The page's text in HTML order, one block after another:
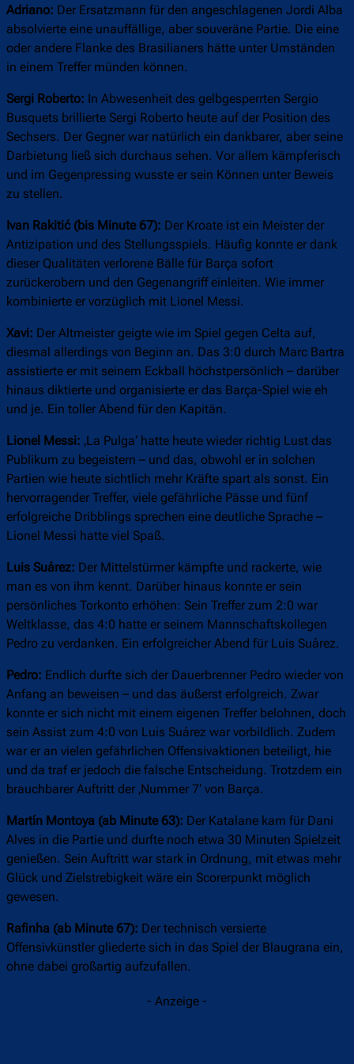
Adriano: Der Ersatzmann für den angeschlagenen Jordi Alba
absolvierte eine unauffällige, aber souveräne Partie. Die eine
oder andere Flanke des Brasilianers hätte unter Umständen
in einem Treffer münden können.
Sergi Roberto: In Abwesenheit des gelbgesperrten Sergio
Busquets brillierte Sergi Roberto heute auf der Position des
Sechsers. Der Gegner war natürlich ein dankbarer, aber seine
Darbietung ließ sich durchaus sehen. Vor allem kämpferisch
und im Gegenpressing wusste er sein Können unter Beweis
zu stellen.
Ivan Rakitić (bis Minute 67): Der Kroate ist ein Meister der
Antizipation und des Stellungsspiels. Häufig konnte er dank
dieser Qualitäten verlorene Bälle für Barça sofort
zurückerobern und den Gegenangriff einleiten. Wie immer
kombinierte er vorzüglich mit Lionel Messi.
Xavi: Der Altmeister geigte wie im Spiel gegen Celta auf,
diesmal allerdings von Beginn an. Das 3:0 durch Marc Bartra
assistierte er mit seinem Eckball höchstpersönlich – darüber
hinaus diktierte und organisierte er das Barça-Spiel wie eh
und je. Ein toller Abend für den Kapitän.
Lionel Messi: ‚La Pulga‘ hatte heute wieder richtig Lust das
Publikum zu begeistern – und das, obwohl er in solchen
Partien wie heute sichtlich mehr Kräfte spart als sonst. Ein
hervorragender Treffer, viele gefährliche Pässe und fünf
erfolgreiche Dribblings sprechen eine deutliche Sprache –
Lionel Messi hatte viel Spaß.
Luis Suárez: Der Mittelstürmer kämpfte und rackerte, wie
man es von ihm kennt. Darüber hinaus konnte er sein
persönliches Torkonto erhöhen: Sein Treffer zum 2:0 war
Weltklasse, das 4:0 hatte er seinem Mannschaftskollegen
Pedro zu verdanken. Ein erfolgreicher Abend für Luis Suárez.
Pedro: Endlich durfte sich der Dauerbrenner Pedro wieder von
Anfang an beweisen – und das äußerst erfolgreich. Zwar
konnte er sich nicht mit einem eigenen Treffer belohnen, doch
sein Assist zum 4:0 von Luis Suárez war vorbildlich. Zudem
war er an vielen gefährlichen Offensivaktionen beteiligt, hie
und da traf er jedoch die falsche Entscheidung. Trotzdem ein
brauchbarer Auftritt der ‚Nummer 7‘ von Barça.
Martín Montoya (ab Minute 63): Der Katalane kam für Dani
Alves in die Partie und durfte noch etwa 30 Minuten Spielzeit
genießen. Sein Auftritt war stark in Ordnung, mit etwas mehr
Glück und Zielstrebigkeit wäre ein Scorerpunkt möglich
gewesen.
Rafinha (ab Minute 67): Der technisch versierte
Offensivkünstler gliederte sich in das Spiel der Blaugrana ein,
ohne dabei großartig aufzufallen.
- Anzeige -